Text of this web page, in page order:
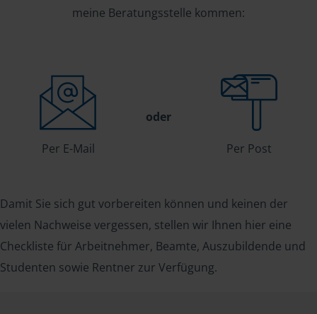
meine Beratungsstelle kommen:
Per E-Mail
oder
Per Post
Damit Sie sich gut vorbereiten können und keinen der
vielen Nachweise vergessen, stellen wir Ihnen hier eine
Checkliste für Arbeitnehmer, Beamte, Auszubildende und
Studenten sowie Rentner zur Verfügung.